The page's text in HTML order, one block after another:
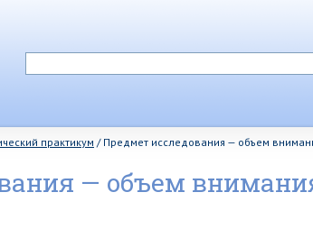
практикум / Предмет исследования — объем
— объем